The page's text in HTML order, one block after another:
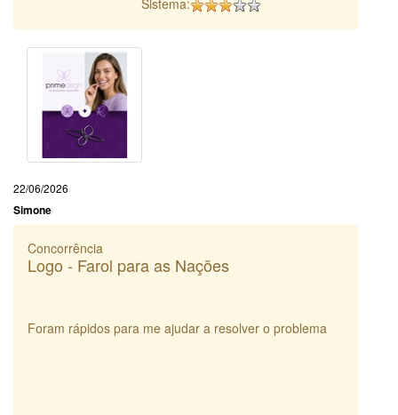
22/06/2026
Simone
Concorrência
Logo - Farol para as Nações
Foram rápidos para me ajudar a resolver o problema